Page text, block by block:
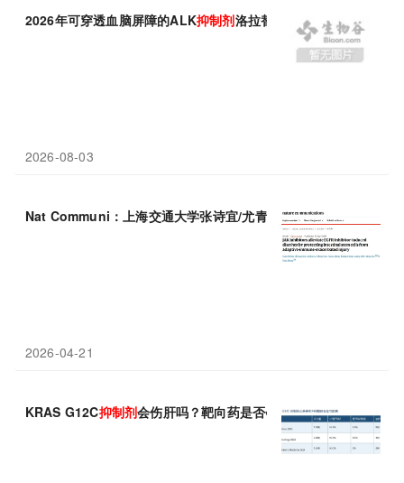
2026年可穿透血脑屏障的ALK抑制剂洛拉替尼推荐
2026-08-03
Nat Communi：上海交通大学张诗宜/尤青破解靶向药腹泻难题，
2026-04-21
KRAS G12C抑制剂会伤肝吗？靶向药是否会影响肝功能？